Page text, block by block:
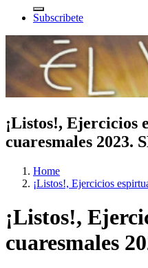
Subscribete
¡Listos!, Ejercicios
cuaresmales 2023.
Home
¡Listos!, Ejercicios
¡Listos!,
cuaresmales